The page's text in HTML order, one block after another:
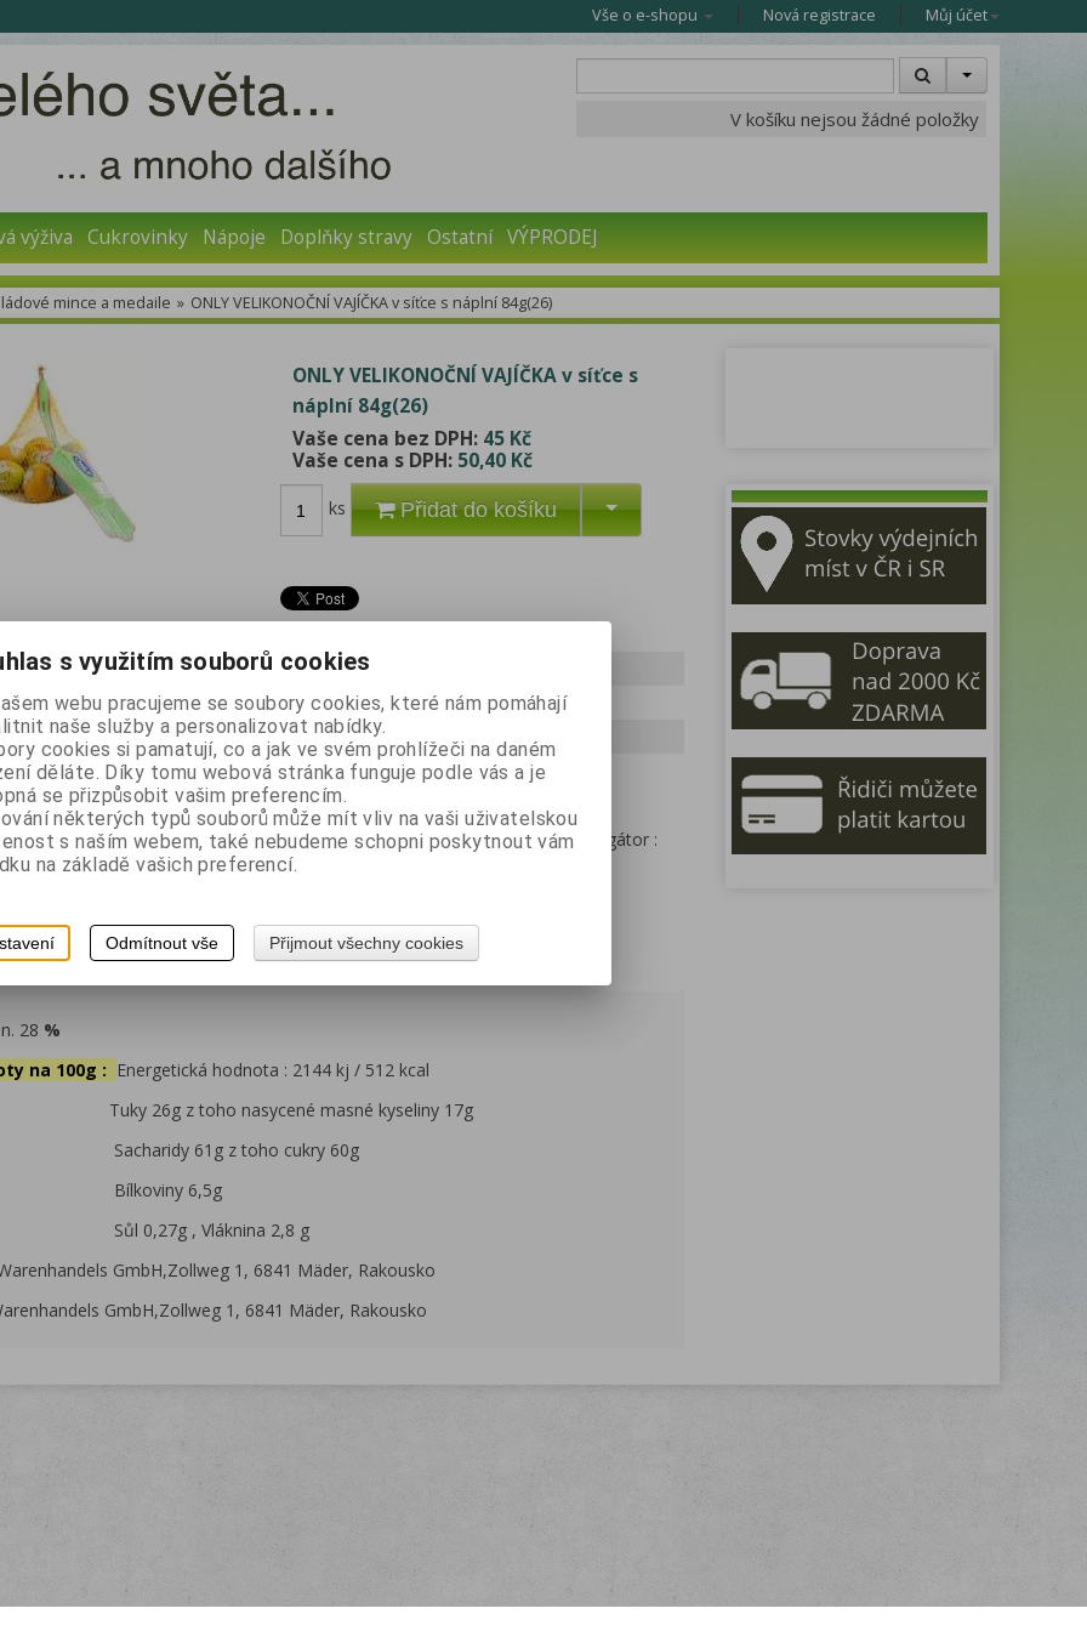
Vše o e-shopu Nová registrace Můj účet
V košíku nejsou žádné položky
výživa Cukrovinky Nápoje Doplňky stravy Ostatní VÝPRODEJ
mince a medaile » ONLY VELIKONOČNÍ VAJÍČKA v síťce s náplní 84g(26)
ONLY VELIKONOČNÍ VAJÍČKA v síťce s
náplní 84g(26)
Vaše cena bez DPH: 45 Kč
Vaše cena s DPH: 50,40 Kč
ks Přidat do košíku
Katalogové číslo:
Skladem:30 ks
EAN: 9002859125997
Dotaz na výrobek
Doporučit výrobek
Tisk
mléko, kakaová hmota , kakaové máslo , sušenásyrovátka, emulgátor :
vanilková příchut´.Může obsahovat stopy lepku.
Diskuze
28 %
na 100g : Energetická hodnota : 2144 kj / 512 kcal
z toho nasycené masné kyseliny 17g
61g z toho cukry 60g
6,5g
, Vláknina 2,8 g
GmbH,Zollweg 1, 6841 Mäder, Rakousko
GmbH,Zollweg 1, 6841 Mäder, Rakousko
s využitím souborů cookies
webu pracujeme se soubory cookies, které nám pomáhají
naše služby a personalizovat nabídky.
cookies si pamatují, co a jak ve svém prohlížeči na daném
děláte. Díky tomu webová stránka funguje podle vás a je
se přizpůsobit vašim preferencím.
některých typů souborů může mít vliv na vaši uživatelskou
s naším webem, také nebudeme schopni poskytnout vám
na základě vašich preferencí.
Odmítnout vše Přijmout všechny cookies